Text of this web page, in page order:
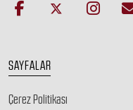
SAYFALAR
Çerez Politikası